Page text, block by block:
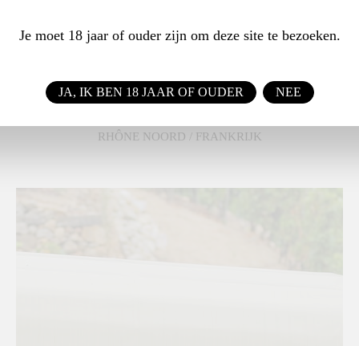
Domaine Yves Cuilleron
RHÔNE NOORD / FRANKRIJK
Je moet 18 jaar of ouder zijn om deze site te bezoeken.
JA, IK BEN 18 JAAR OF OUDER NEE